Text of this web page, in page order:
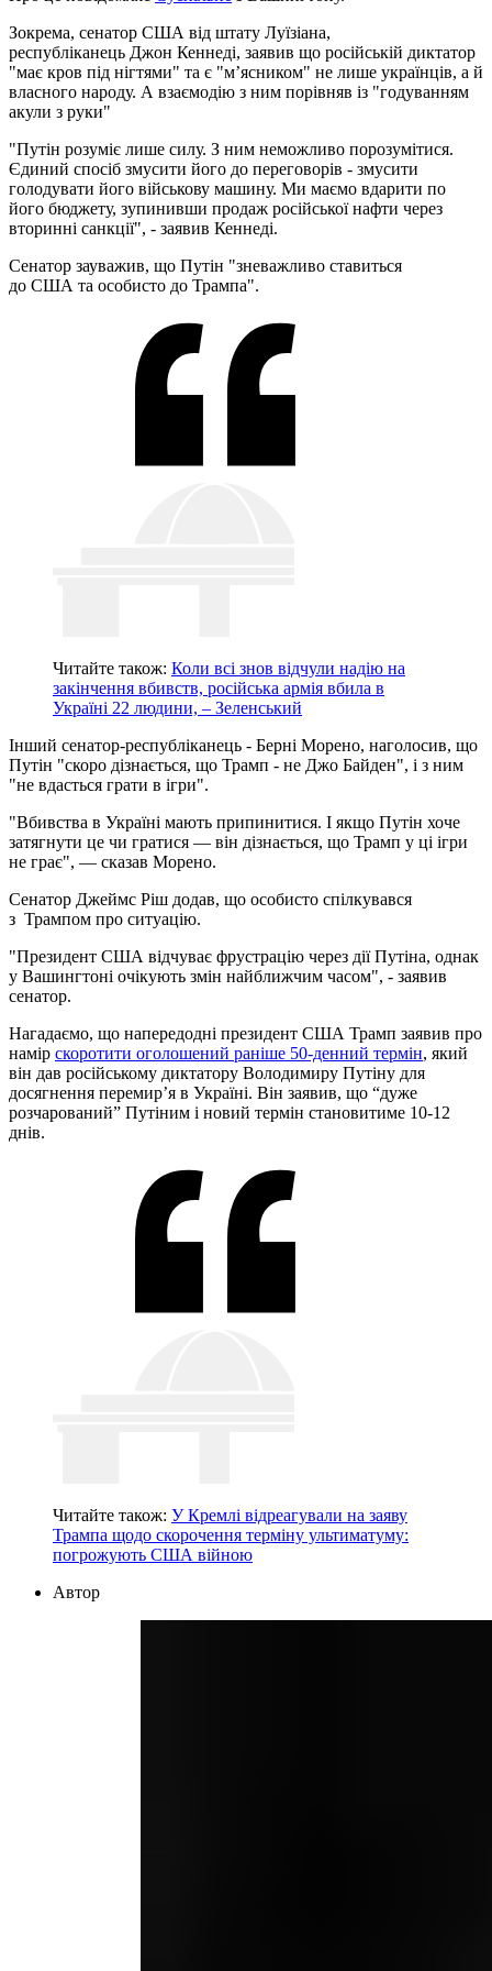
Зокрема, сенатор США від штату Луїзіана,
республіканець Джон Кеннеді, заявив що російській диктатор
"має кров під нігтями" та є "м’ясником" не лише українців, а й
власного народу. А взаємодію з ним порівняв із "годуванням
акули з руки"
"Путін розуміє лише силу. З ним неможливо порозумітися.
Єдиний спосіб змусити його до переговорів - змусити
голодувати його військову машину. Ми маємо вдарити по
його бюджету, зупинивши продаж російської нафти через
вторинні санкції", - заявив Кеннеді.
Сенатор зауважив, що Путін "зневажливо ставиться
до США та особисто до Трампа".
Читайте також: Коли всі знов відчули надію на
закінчення вбивств, російська армія вбила в
Україні 22 людини, – Зеленський
Інший сенатор-республіканець - Берні Морено, наголосив, що
Путін "скоро дізнається, що Трамп - не Джо Байден", і з ним
"не вдасться грати в ігри".
"Вбивства в Україні мають припинитися. І якщо Путін хоче
затягнути це чи гратися — він дізнається, що Трамп у ці ігри
не грає", — сказав Морено.
Сенатор Джеймс Ріш додав, що особисто спілкувався
з Трампом про ситуацію.
"Президент США відчуває фрустрацію через дії Путіна, однак
у Вашингтоні очікують змін найближчим часом", - заявив
сенатор.
Нагадаємо, що напередодні президент США Трамп заявив про
намір скоротити оголошений раніше 50-денний термін, який
він дав російському диктатору Володимиру Путіну для
досягнення перемир’я в Україні. Він заявив, що “дуже
розчарований” Путіним і новий термін становитиме 10-12
днів.
Читайте також: У Кремлі відреагували на заяву
Трампа щодо скорочення терміну ультиматуму:
погрожують США війною
Автор